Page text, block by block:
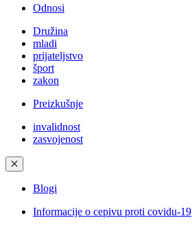
Odnosi
Družina
mladi
prijateljstvo
šport
zakon
Preizkušnje
invalidnost
zasvojenost
✕
Blogi
Informacije o cepivu proti covidu-19